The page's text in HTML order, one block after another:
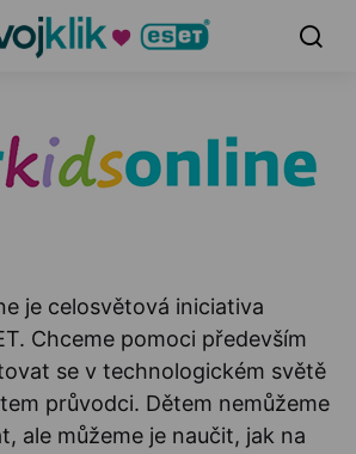
je celosvětová iniciativa
Chceme pomoci především
se v technologickém světě
průvodci. Dětem nemůžeme
ale můžeme je naučit, jak na